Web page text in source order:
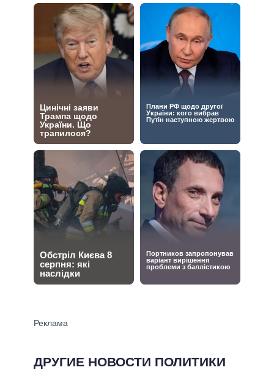
ДРУГИЕ НОВОСТИ ПОЛИТИКИ